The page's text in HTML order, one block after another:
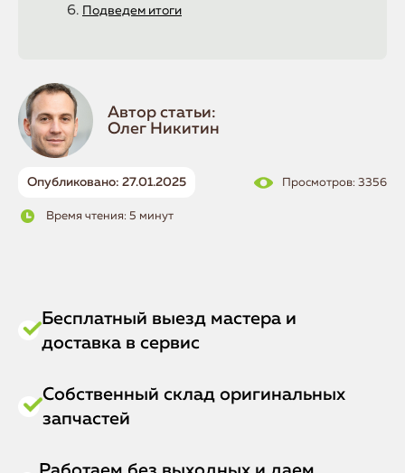
Подведем итоги
Автор статьи:
Олег Никитин
Опубликовано: 27.01.2025 Просмотров: 3356
Время чтения: 5 минут
Бесплатный выезд мастера и
доставка в сервис
Собственный склад оригинальных
запчастей